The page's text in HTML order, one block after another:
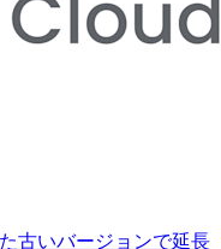
古いバージョンで延長